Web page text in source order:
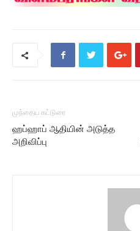
முந்தைய கட்டுரை
ஹப்ஹாப் ஆதியின் அடுத்த
அறிவிப்பு